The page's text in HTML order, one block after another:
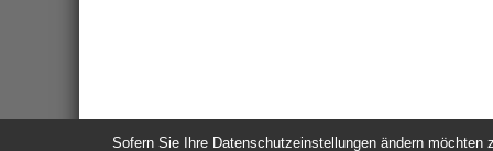
Sofern Sie Ihre Datenschutzeinstellungen ändern